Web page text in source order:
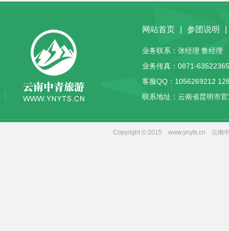
网站首页 参团说明
业务联系：张经理 鲁经理
业务传真：0871-
客服QQ： 1056269212
联系地址：云南省昆明市
Copyright © 2015 www.ynyts.cn 云南